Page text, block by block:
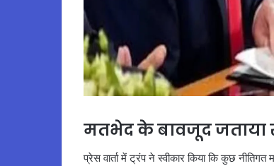
मतभेद के बावजूद जताया
प्रेस वार्ता में ट्रंप ने स्वीकार किया कि कुछ